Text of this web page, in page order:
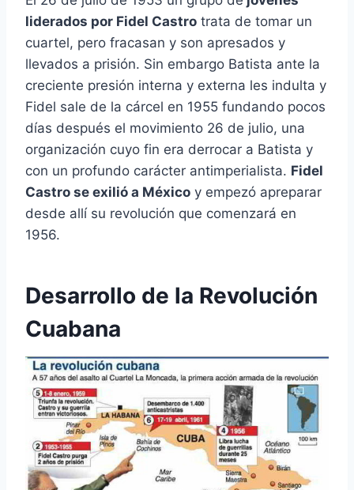
liderados por Fidel Castro trata de tomar un
cuartel, pero fracasan y son apresados y
llevados a prisión. Sin embargo Batista ante la
creciente presión interna y externa les indulta y
Fidel sale de la cárcel en 1955 fundando pocos
días después el movimiento 26 de julio, una
organización cuyo fin era derrocar a Batista y
con un profundo carácter antimperialista. Fidel
Castro se exilió a México y empezó apreparar
desde allí su revolución que comenzará en
1956.
Desarrollo de la Revolución
Cuabana